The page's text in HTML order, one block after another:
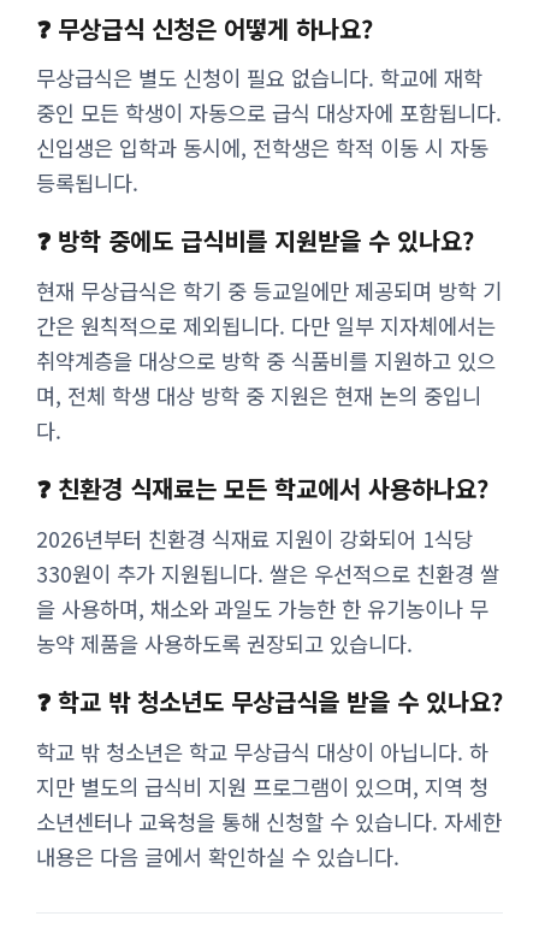
❓ 무상급식 신청은 어떻게 하나요?
무상급식은 별도 신청이 필요 없습니다. 학교에 재학
중인 모든 학생이 자동으로 급식 대상자에 포함됩니다.
신입생은 입학과 동시에, 전학생은 학적 이동 시 자동
등록됩니다.
❓ 방학 중에도 급식비를 지원받을 수 있나요?
현재 무상급식은 학기 중 등교일에만 제공되며 방학 기
간은 원칙적으로 제외됩니다. 다만 일부 지자체에서는
취약계층을 대상으로 방학 중 식품비를 지원하고 있으
며, 전체 학생 대상 방학 중 지원은 현재 논의 중입니
다.
❓ 친환경 식재료는 모든 학교에서 사용하나요?
2026년부터 친환경 식재료 지원이 강화되어 1식당
330원이 추가 지원됩니다. 쌀은 우선적으로 친환경 쌀
을 사용하며, 채소와 과일도 가능한 한 유기농이나 무
농약 제품을 사용하도록 권장되고 있습니다.
❓ 학교 밖 청소년도 무상급식을 받을 수 있나요?
학교 밖 청소년은 학교 무상급식 대상이 아닙니다. 하
지만 별도의 급식비 지원 프로그램이 있으며, 지역 청
소년센터나 교육청을 통해 신청할 수 있습니다. 자세한
내용은 다음 글에서 확인하실 수 있습니다.